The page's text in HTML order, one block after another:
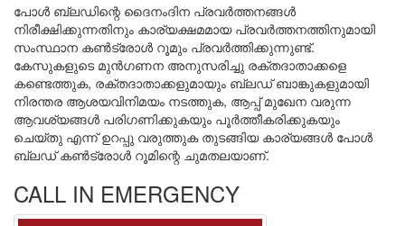
പോൾ ബ്ലഡിന്റെ ദൈനംദിന പ്രവർത്തനങ്ങൾ
നിരീക്ഷിക്കുന്നതിനും കാര്യക്ഷമമായ പ്രവർത്തനത്തിനുമായി
സംസ്ഥാന കൺട്രോൾ റൂമും പ്രവർത്തിക്കുന്നുണ്ട്.
കേസുകളുടെ മുൻഗണന അനുസരിച്ചു രക്തദാതാക്കളെ
കണ്ടെത്തുക, രക്തദാതാക്കളുമായും ബ്ലഡ് ബാങ്കുകളുമായി
നിരന്തര ആശയവിനിമയം നടത്തുക, ആപ്പ് മുഖേന വരുന്ന
ആവശ്യങ്ങൾ പരിഗണിക്കുകയും പൂർത്തീകരിക്കുകയും
ചെയ്തു എന്ന് ഉറപ്പു വരുത്തുക തുടങ്ങിയ കാര്യങ്ങൾ പോൾ
ബ്ലഡ് കൺട്രോൾ റൂമിന്റെ ചുമതലയാണ്.
CALL IN EMERGENCY